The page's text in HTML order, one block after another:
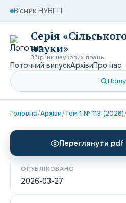
Вісник НУВГП
Серія
науки»
Збірник наукових праць
Поточний випускАрхівиПро нас
Головна/Архіви/Том 1 № 113 (2026)
Переглянути pdf
ОПУБЛІКОВАНО
2026-03-27